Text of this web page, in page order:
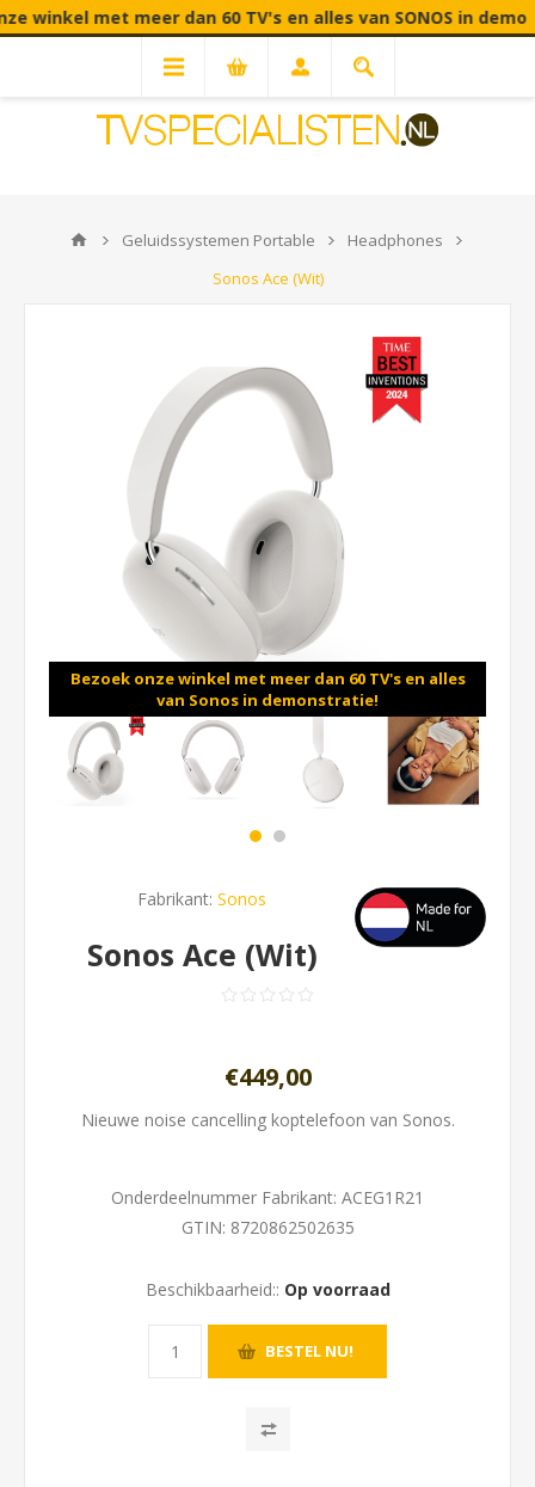
met meer dan 60 TV's en alles van SONOS in demo |
Geluidssystemen Portable
Headphones
Sonos Ace (Wit)
Bezoek onze winkel met meer dan 60 TV's en alles
van Sonos in demonstratie!
Fabrikant: Sonos
Sonos Ace (Wit)
€449,00
Nieuwe noise cancelling koptelefoon van Sonos.
Onderdeelnummer Fabrikant: ACEG1R21
GTIN: 8720862502635
Beschikbaarheid:: Op voorraad